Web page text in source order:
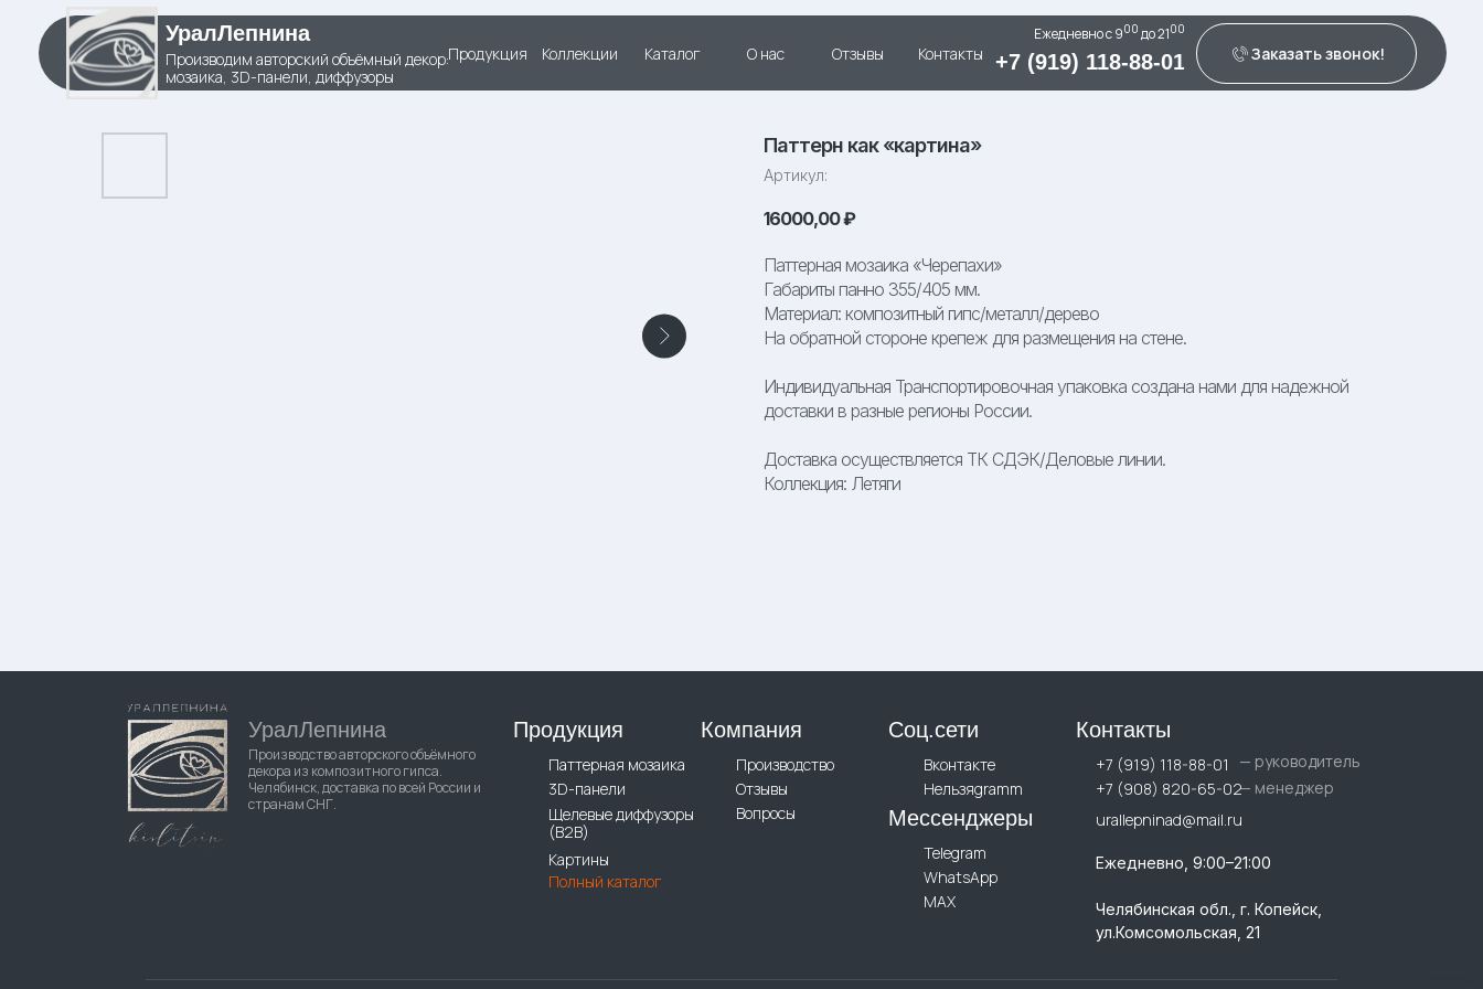
УралЛепнина
Производим авторский объёмный декор:
мозаика, 3D-панели, диффузоры
Заказать звонок!
+7 (919) 118-88-01
Ежедневно c 900 до 2100
Продукция Коллекции Каталог О нас Отзывы Контакты
Паттерн как «картина»
Артикул:
16000,00₽
Паттерная мозаика «Черепахи»
Габариты панно 355/405 мм.
Материал: композитный гипс/металл/дерево
На обратной стороне крепеж для размещения на стене.
Индивидуальная Транспортировочная упаковка создана нами для надежной
доставки в разные регионы России.
Доставка осуществляется ТК СДЭК/Деловые линии.
Коллекция: Летяги
Паттерная мозаика
3D-панели
Щелевые диффузоры
(B2B)
Картины
Полный каталог
УралЛепнина Продукция
+7 (919) 118-88-01
+7 (908) 820-65-02
urallepninad@mail.ru
Контакты
Производство
Отзывы
Вопросы
Компания
Вконтакте
Нельзяgramm
Соц.сети
Telegram
WhatsApp
MAX
Мессенджеры
Производство авторского объёмного
декора из композитного гипса.
Челябинск, доставка по всей России и
странам СНГ.
— руководитель
— менеджер
Ежедневно, 9:00–21:00
Челябинская обл., г. Копейск,
ул.Комсомольская, 21